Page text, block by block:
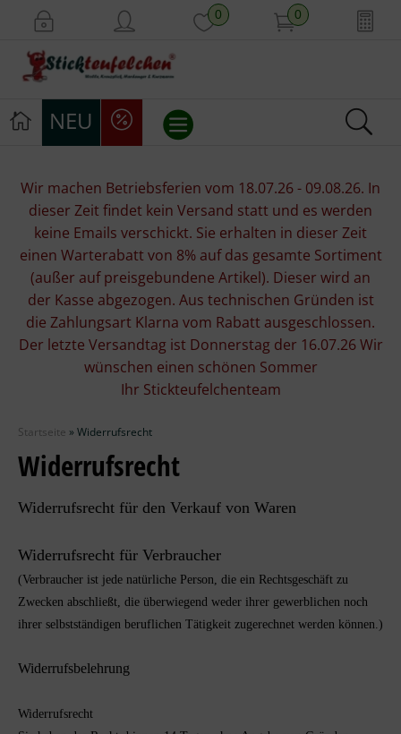
0 0
NEU
Stickpackungen
Stickgarne
Stoffe
Mill Hill Beads
Ausverkauf
Wir machen Betriebsferien vom 18.07.26 - 09.08.26. In
dieser Zeit findet kein Versand statt und es werden
keine Emails verschickt. Sie erhalten in dieser Zeit
einen Warterabatt von 8% auf das gesamte Sortiment
(außer auf preisgebundene Artikel). Dieser wird an
der Kasse abgezogen. Aus technischen Gründen ist
die Zahlungsart Klarna vom Rabatt ausgeschlossen.
Der letzte Versandtag ist Donnerstag der 16.07.26 Wir
wünschen einen schönen Sommer
Ihr Stickteufelchenteam
Startseite »Widerrufsrecht
Widerrufsrecht
Widerrufsrecht für den Verkauf von Waren
Widerrufsrecht für Verbraucher
(Verbraucher ist jede natürliche Person, die ein Rechtsgeschäft zu
Zwecken abschließt, die überwiegend weder ihrer gewerblichen noch
ihrer selbstständigen beruflichen Tätigkeit zugerechnet werden können.)
Widerrufsbelehrung
Widerrufsrecht